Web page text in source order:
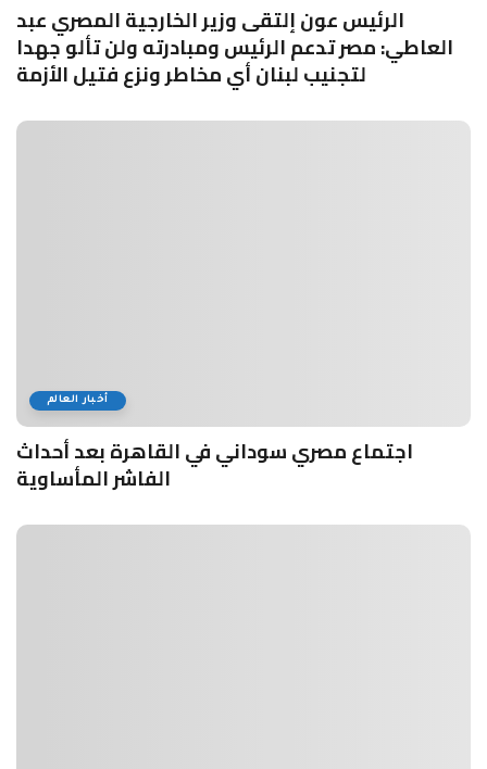
الرئيس عون إلتقى وزير الخارجية المصري عبد
العاطي: مصر تدعم الرئيس ومبادرته ولن تألو جهدا
لتجنيب لبنان أي مخاطر ونزع فتيل الأزمة
أخبار العالم
اجتماع مصري سوداني في القاهرة بعد أحداث
الفاشر المأساوية